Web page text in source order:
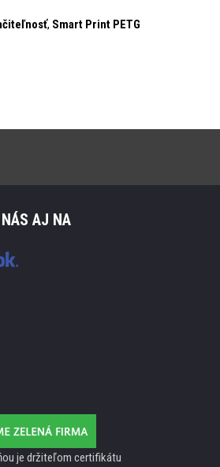
, Smart Print PETG
AJ NA
je držiteľom certifikátu